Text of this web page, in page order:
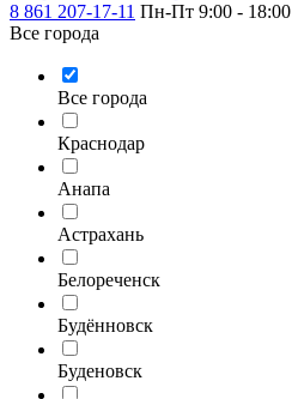
8 861 207-17-11 Пн-Пт 9:00 - 18:00
Все города
Все города
Краснодар
Анапа
Астрахань
Белореченск
Будённовск
Буденовск